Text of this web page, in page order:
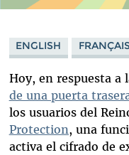
ENGLISH FRANÇAIS
Hoy, en respuesta a
de una puerta
los usuarios del
Protection, una
activa el cifrado de